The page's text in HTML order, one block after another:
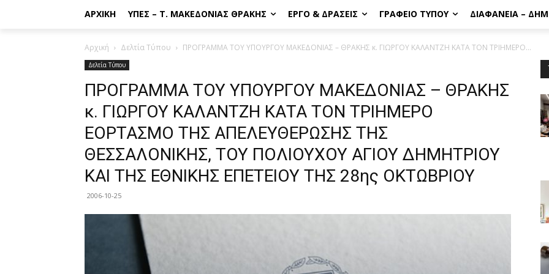
ΑΡΧΙΚΉ ΥΠΕΣ – Τ. ΜΑΚΕΔΟΝΊΑΣ ΘΡΆΚΗΣ ΈΡΓΟ & ΔΡΆΣΕΙΣ ΓΡΑΦΕΊΟ ΤΎΠΟΥ ΔΙΑΦΆΝΕΙΑ –
Αρχική Δελτία Τύπου ΠΡΟΓΡΑΜΜΑ ΤΟΥ ΥΠΟΥΡΓΟΥ ΜΑΚΕΔΟΝΙΑΣ – ΘΡΑΚΗΣ κ. ΓΙΩΡΓΟΥ ΚΑΛΑΝΤΖΗ ΚΑΤΑ ΤΟΝ ΤΡΙΗΜΕΡΟ...
Δελτία Τύπου
ΠΡΟΓΡΑΜΜΑ ΤΟΥ ΥΠΟΥΡΓΟΥ ΜΑΚΕΔΟΝΙΑΣ – ΘΡΑΚΗΣ
κ. ΓΙΩΡΓΟΥ ΚΑΛΑΝΤΖΗ ΚΑΤΑ ΤΟΝ ΤΡΙΗΜΕΡΟ
ΕΟΡΤΑΣΜΟ ΤΗΣ ΑΠΕΛΕΥΘΕΡΩΣΗΣ ΤΗΣ
ΘΕΣΣΑΛΟΝΙΚΗΣ, ΤΟΥ ΠΟΛΙΟΥΧΟΥ ΑΓΙΟΥ ΔΗΜΗΤΡΙΟΥ
ΚΑΙ ΤΗΣ ΕΘΝΙΚΗΣ ΕΠΕΤΕΙΟΥ ΤΗΣ 28ης ΟΚΤΩΒΡΙΟΥ
2006-10-25